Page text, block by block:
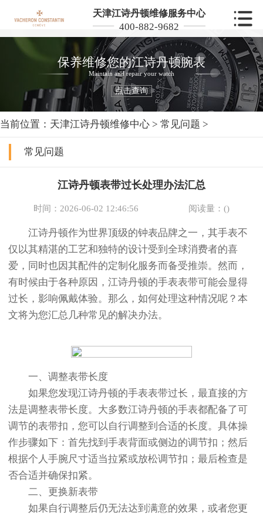
天津江诗丹顿维修服务中心
400-882-9682
保养维修您的江诗丹顿腕表
Maintain and repair your watch
点击查询
当前位置： 天津江诗丹顿维修中心 > 常见问题 >
常见问题
江诗丹顿表带过长处理办法汇总
时间：2026-06-02 12:46:56 阅读量：()
江诗丹顿作为世界顶级的钟表品牌之一，其手表不
仅以其精湛的工艺和独特的设计受到全球消费者的喜
爱，同时也因其配件的定制化服务而备受推崇。然而，
有时候由于各种原因，江诗丹顿的手表表带可能会显得
过长，影响佩戴体验。那么，如何处理这种情况呢？本
文将为您汇总几种常见的解决办法。
一、调整表带长度
如果您发现江诗丹顿的手表表带过长，最直接的方
法是调整表带长度。大多数江诗丹顿的手表都配备了可
调节的表带扣，您可以自行调整到合适的长度。具体操
作步骤如下：首先找到手表背面或侧边的调节扣；然后
根据个人手腕尺寸适当拉紧或放松调节扣；最后检查是
否合适并确保扣紧。
二、更换新表带
如果自行调整后仍无法达到满意的效果，或者您更